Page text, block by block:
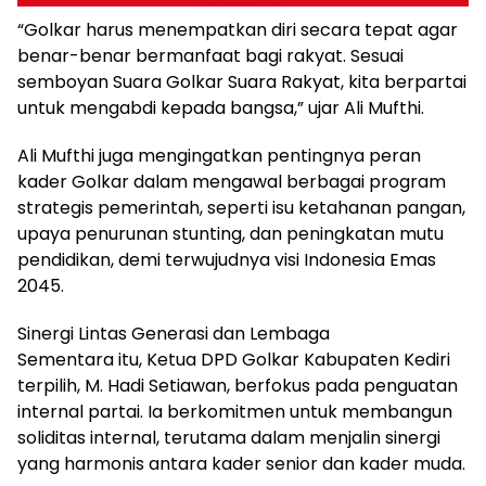
“Golkar harus menempatkan diri secara tepat agar
benar-benar bermanfaat bagi rakyat. Sesuai
semboyan Suara Golkar Suara Rakyat, kita berpartai
untuk mengabdi kepada bangsa,” ujar Ali Mufthi.
Ali Mufthi juga mengingatkan pentingnya peran
kader Golkar dalam mengawal berbagai program
strategis pemerintah, seperti isu ketahanan pangan,
upaya penurunan stunting, dan peningkatan mutu
pendidikan, demi terwujudnya visi Indonesia Emas
2045.
Sinergi Lintas Generasi dan Lembaga
Sementara itu, Ketua DPD Golkar Kabupaten Kediri
terpilih, M. Hadi Setiawan, berfokus pada penguatan
internal partai. Ia berkomitmen untuk membangun
soliditas internal, terutama dalam menjalin sinergi
yang harmonis antara kader senior dan kader muda.